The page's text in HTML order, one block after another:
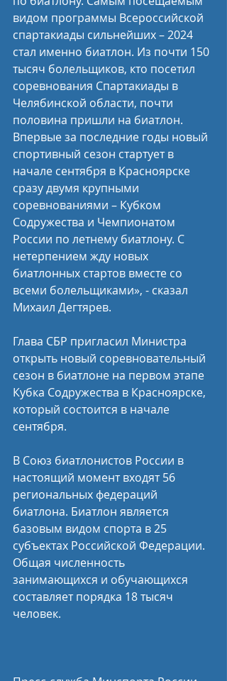
видом программы Всероссийской
спартакиады сильнейших – 2024
стал именно биатлон. Из почти 150
тысяч болельщиков, кто посетил
соревнования Спартакиады в
Челябинской области, почти
половина пришли на биатлон.
Впервые за последние годы новый
спортивный сезон стартует в
начале сентября в Красноярске
сразу двумя крупными
соревнованиями – Кубком
Содружества и Чемпионатом
России по летнему биатлону. С
нетерпением жду новых
биатлонных стартов вместе со
всеми болельщиками», - сказал
Михаил Дегтярев.
Глава СБР пригласил Министра
открыть новый соревновательный
сезон в биатлоне на первом этапе
Кубка Содружества в Красноярске,
который состоится в начале
сентября.
В Союз биатлонистов России в
настоящий момент входят 56
региональных федераций
биатлона. Биатлон является
базовым видом спорта в 25
субъектах Российской Федерации.
Общая численность
занимающихся и обучающихся
составляет порядка 18 тысяч
человек.